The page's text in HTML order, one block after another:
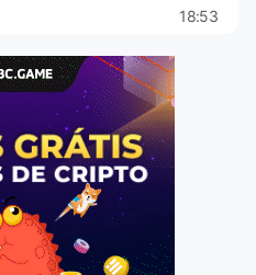
18:53